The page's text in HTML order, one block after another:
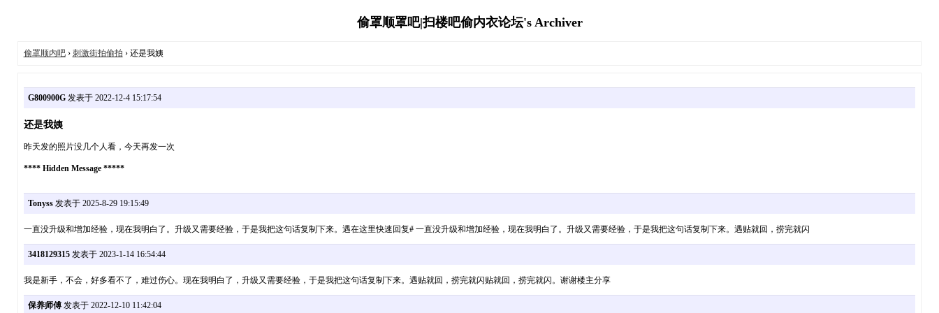
偷罩顺罩吧|扫楼吧偷内衣论坛's Archiver
偷罩顺内吧› 刺激街拍偷拍 › 还是我姨
G800900G发表于 2022-12-4 15:17:54
还是我姨
昨天发的照片没几个人看，今天再发一次
**** Hidden Message *****
Tonyss发表于 2025-8-29 19:15:49
一直没升级和增加经验，现在我明白了。升级又需要经验，于是我把这句话复制下来。遇在这里快速回复# 一直没升级和增加经验，现在我明白了。升级又需要经验，于是我把这句话复制下来。遇贴就回，捞完就闪
3418129315发表于 2023-1-14 16:54:44
我是新手，不会，好多看不了，难过伤心。现在我明白了，升级又需要经验，于是我把这句话复制下来。遇贴就回，捞完就闪贴就回，捞完就闪。谢谢楼主分享
保养师傅发表于 2022-12-10 11:42:04